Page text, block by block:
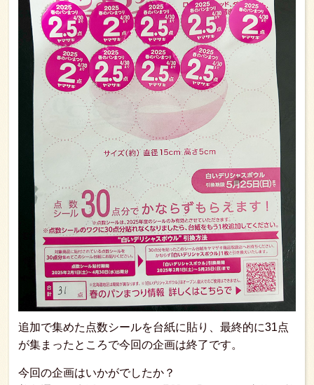
追加で集めた点数シールを台紙に貼り、最終的に31点
が集まったところで今回の企画は終了です。
今回の企画はいかがでしたか？